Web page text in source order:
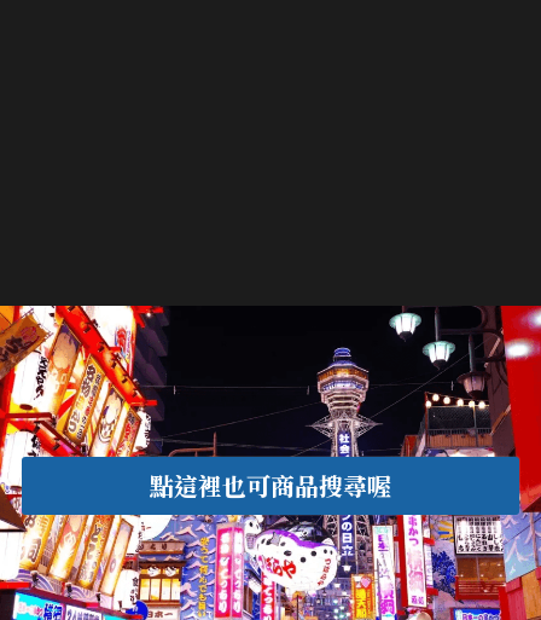
點這裡也可商品搜尋喔